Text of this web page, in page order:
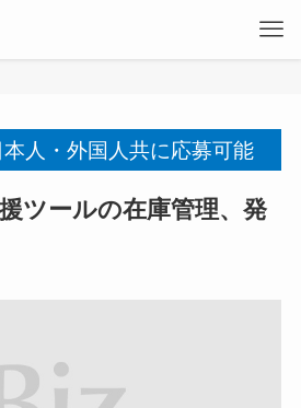
人・外国人共に応募可能
ツールの在庫管理、発